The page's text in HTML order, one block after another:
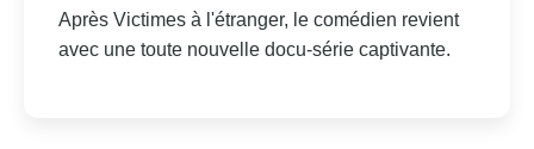
Après Victimes à l'étranger, le comédien revient
avec une toute nouvelle docu-série captivante.